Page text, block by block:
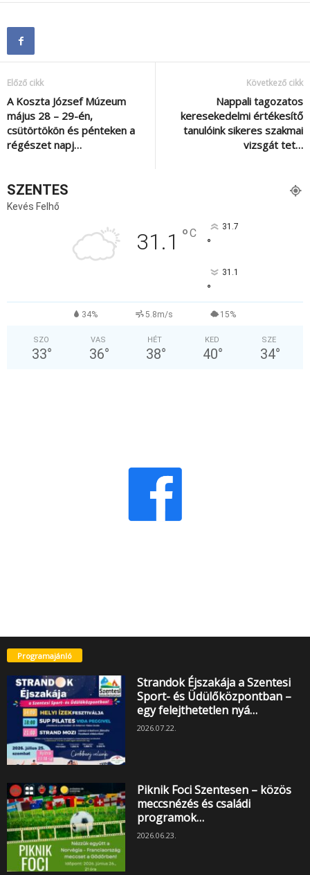
Előző cikk
A Koszta József Múzeum
május 28 – 29-én,
csütörtökön és pénteken a
régészet napj…
Következő cikk
Nappali tagozatos
keresekedelmi értékesítő
tanulóink sikeres szakmai
vizsgát tet…
SZENTES
Kevés Felhő
31.1 °C 31.7
°
31.1
°
34% 5.8m/s 15%
SZO
33°
VAS
36°
HÉT
38°
KED
40°
SZE
34°
Programajánló
Strandok Éjszakája a Szentesi
Sport- és Üdülőközpontban –
egy felejthetetlen nyá…
2026.07.22.
Piknik Foci Szentesen – közös
meccsnézés és családi
programok…
2026.06.23.